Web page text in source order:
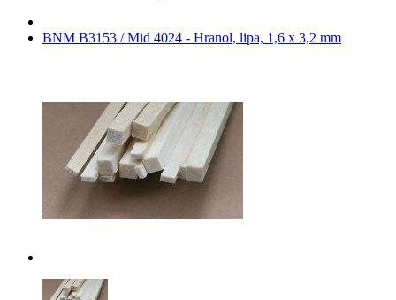
BNM B3153 / Mid 4024 - Hranol, lipa, 1,6 x 3,2 mm